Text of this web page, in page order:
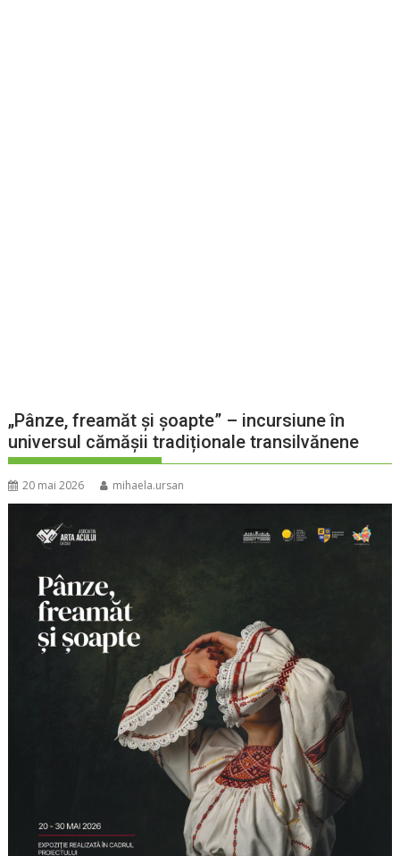
„Pânze, freamăt și șoapte” – incursiune în
universul cămășii tradiționale transilvănene
20 mai 2026 mihaela.ursan